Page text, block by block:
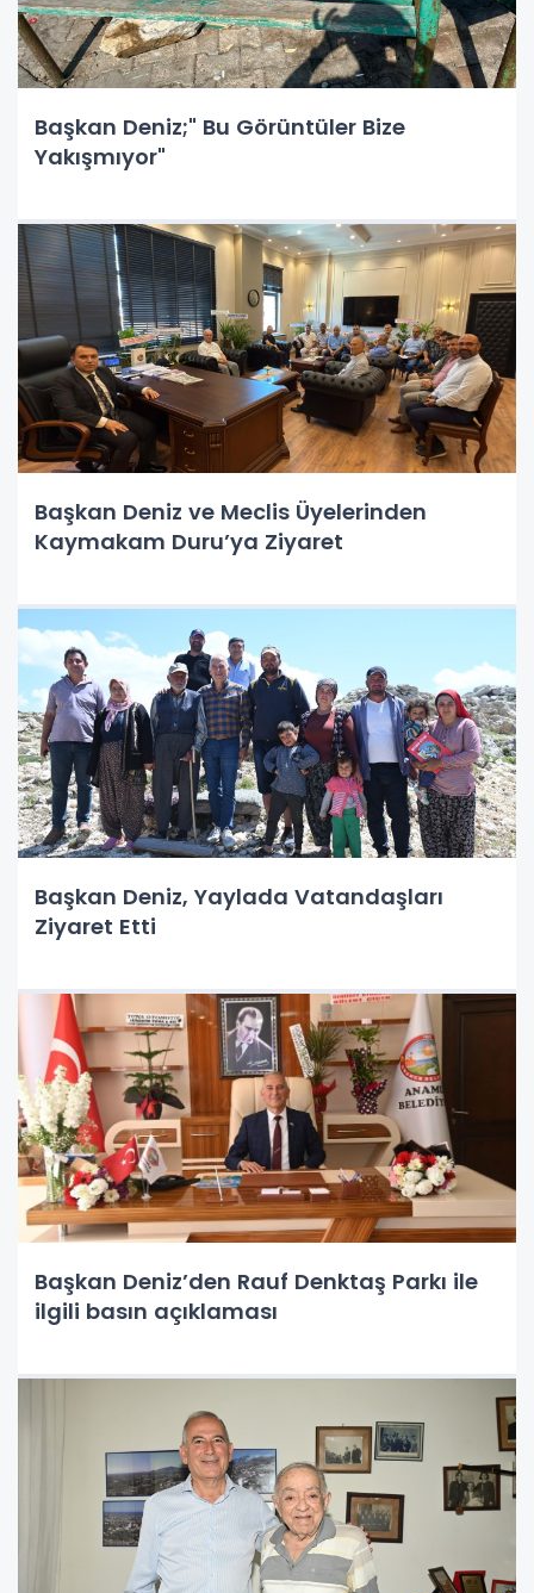
Başkan Deniz;" Bu Görüntüler Bize
Yakışmıyor"
Başkan Deniz ve Meclis Üyelerinden
Kaymakam Duru’ya Ziyaret
Başkan Deniz, Yaylada Vatandaşları
Ziyaret Etti
Başkan Deniz’den Rauf Denktaş Parkı ile
ilgili basın açıklaması